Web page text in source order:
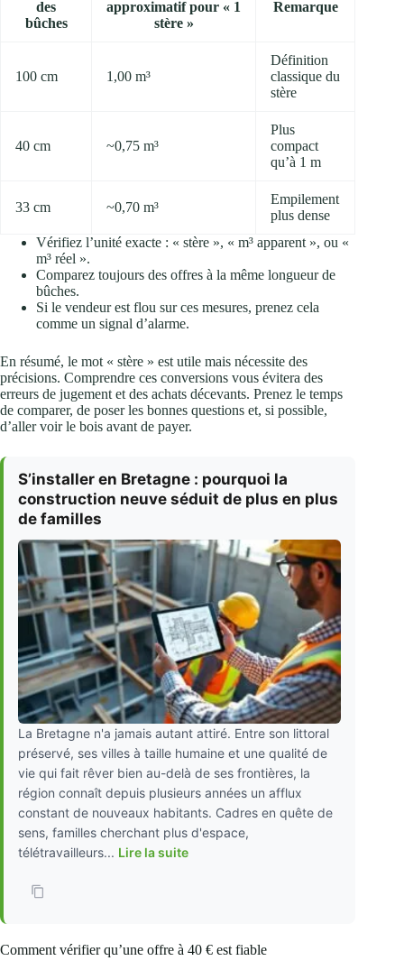
des
bûches
approximatif pour « 1
stère »
Remarque
100 cm 1,00 m³
Définition
classique du
stère
40 cm ~0,75 m³
Plus
compact
qu’à 1 m
33 cm ~0,70 m³
Empilement
plus dense
Vérifiez l’unité exacte : « stère », « m³ apparent », ou «
m³ réel ».
Comparez toujours des offres à la même longueur de
bûches.
Si le vendeur est flou sur ces mesures, prenez cela
comme un signal d’alarme.
En résumé, le mot « stère » est utile mais nécessite des
précisions. Comprendre ces conversions vous évitera des
erreurs de jugement et des achats décevants. Prenez le temps
de comparer, de poser les bonnes questions et, si possible,
d’aller voir le bois avant de payer.
S’installer en Bretagne : pourquoi la
construction neuve séduit de plus en plus
de familles
La Bretagne n'a jamais autant attiré. Entre son littoral
préservé, ses villes à taille humaine et une qualité de
vie qui fait rêver bien au-delà de ses frontières, la
région connaît depuis plusieurs années un afflux
constant de nouveaux habitants. Cadres en quête de
sens, familles cherchant plus d'espace,
télétravailleurs... Lire la suite
Comment vérifier qu’une offre à 40 € est fiable